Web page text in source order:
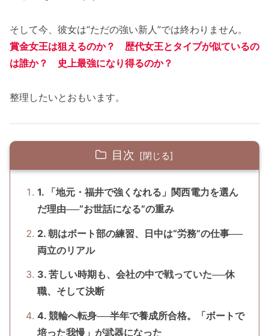
そして今、彼女は“ただの強い新人”では終わりません。
賞金女王は狙えるのか？ 歴代女王とタイプが似ているの
は誰か？ 史上最強になり得るのか？
整理したいとおもいます。
目次
1. 「地元・福井で強くなれる」関西電力を選ん
だ理由──“お世話になる”の重み
2. 朝はボート部の練習、日中は“労務”の仕事──
両立のリアル
3. 苦しい時期も、会社の中で戦っていた──休
職、そして決断
4. 競輪へ転身──半年で養成所合格。「ボートで
培った我慢」が武器になった